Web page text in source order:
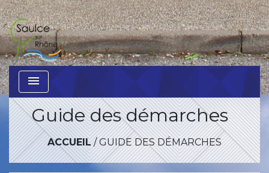
menu
Guide des démarches
ACCUEIL/GUIDE DES DÉMARCHES